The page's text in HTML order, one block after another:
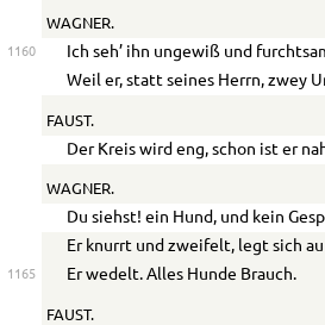
WAGNER.
1160
Ich seh’ ihn ungewiß und
Weil er, statt seines Herrn, zwey
FAUST.
Der Kreis wird eng, schon ist er
WAGNER.
Du siehst! ein Hund, und kein
Er knurrt und zweifelt, legt sich
1165 Er wedelt. Alles Hunde Brauch.
FAUST.